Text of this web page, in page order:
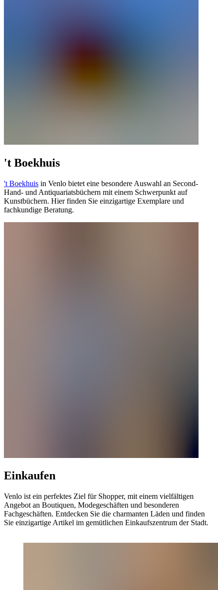
't Boekhuis
't Boekhuis in Venlo bietet eine besondere Auswahl an Second-
Hand- und Antiquariatsbüchern mit einem Schwerpunkt auf
Kunstbüchern. Hier finden Sie einzigartige Exemplare und
fachkundige Beratung.
Einkaufen
Venlo ist ein perfektes Ziel für Shopper, mit einem vielfältigen
Angebot an Boutiquen, Modegeschäften und besonderen
Fachgeschäften. Entdecken Sie die charmanten Läden und finden
Sie einzigartige Artikel im gemütlichen Einkaufszentrum der Stadt.